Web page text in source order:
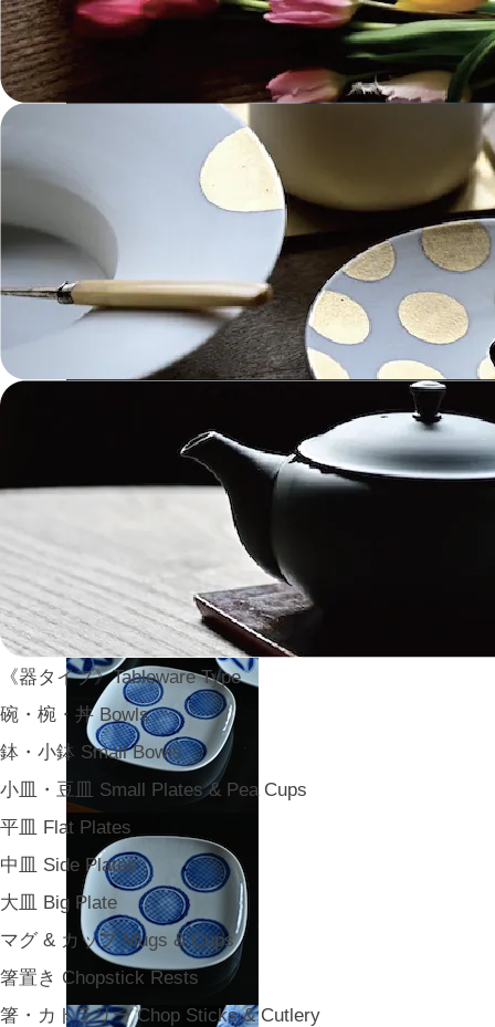
《器タイプ》Tableware Type
碗・椀・丼 Bowls
鉢・小鉢 Small Bowls
小皿・豆皿 Small Plates & Pea Cups
平皿 Flat Plates
中皿 Side Plates
大皿 Big Plate
マグ & カップ Mugs & Cups
箸置き Chopstick Rests
箸・カトラリー Chop Sticks & Cutlery